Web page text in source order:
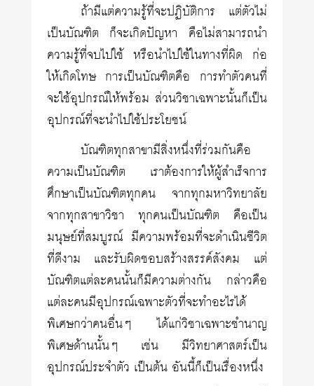
ถ้ามีแต่ความรู้ที่จะปฏิบัติการ แต่ตัวไม่
เป็นบัณฑิต ก็จะเกิดปัญหา คือไม่สามารถนำ
ความรู้ที่จบไปใช้ หรือนำไปใช้ในทางที่ผิด ก่อ
ให้เกิดโทษ การเป็นบัณฑิตคือ การทำตัวคนที่
จะใช้อุปกรณ์ให้พร้อม ส่วนวิชาเฉพาะนั้นก็เป็น
อุปกรณ์ที่จะนำไปใช้ประโยชน์
บัณฑิตทุกสาขามีสิ่งหนึ่งที่ร่วมกันคือ
ความเป็นบัณฑิต เราต้องการให้ผู้สำเร็จการ
ศึกษาเป็นบัณฑิตทุกคน จากทุกมหาวิทยาลัย
จากทุกสาขาวิชา ทุกคนเป็นบัณฑิต คือเป็น
มนุษย์ที่สมบูรณ์ มีความพร้อมที่จะดำเนินชีวิต
ที่ดีงาม และรับผิดชอบสร้างสรรค์สังคม แต่
บัณฑิตแต่ละคนนั้นก็มีความต่างกัน กล่าวคือ
แต่ละคนมีอุปกรณ์เฉพาะตัวที่จะทำอะไรได้
พิเศษกว่าคนอื่นๆ ได้แก่วิชาเฉพาะชำนาญ
พิเศษด้านนั้นๆ เช่น มีวิทยาศาสตร์เป็น
อุปกรณ์ประจำตัว เป็นต้น อันนี้ก็เป็นเรื่องหนึ่ง